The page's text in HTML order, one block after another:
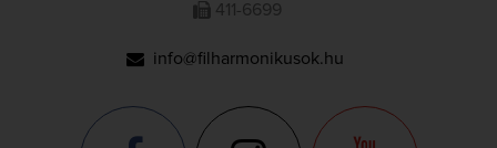
411-6699
info@filharmonikusok.hu